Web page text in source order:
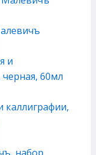
каллиграфии,